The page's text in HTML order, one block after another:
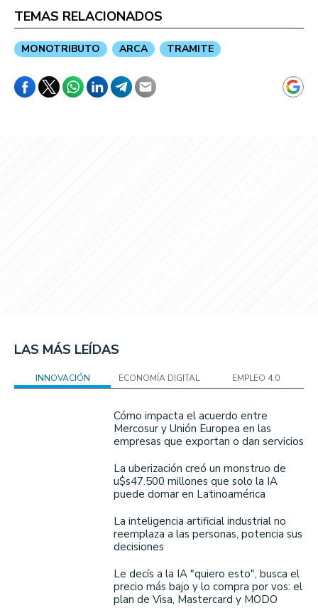
TEMAS RELACIONADOS
MONOTRIBUTO ARCA TRAMITE
LAS MÁS LEÍDAS
INNOVACIÓN ECONOMÍA DIGITAL EMPLEO 4.0
Cómo impacta el acuerdo entre
Mercosur y Unión Europea en las
empresas que exportan o dan servicios
La uberización creó un monstruo de
u$s47.500 millones que solo la IA
puede domar en Latinoamérica
La inteligencia artificial industrial no
reemplaza a las personas, potencia sus
decisiones
Le decís a la IA "quiero esto", busca el
precio más bajo y lo compra por vos: el
plan de Visa, Mastercard y MODO